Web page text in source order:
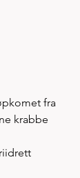
fra
krabbe